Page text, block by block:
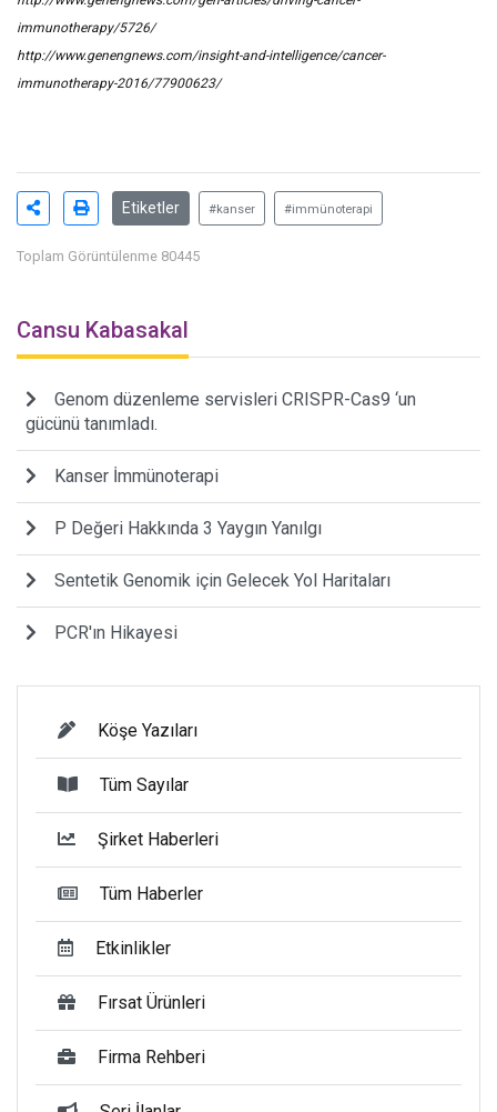
immunotherapy/5726/
http://www.genengnews.com/insight-and-intelligence/cancer-
immunotherapy-2016/77900623/
Etiketler #kanser #immünoterapi
Toplam Görüntülenme 80445
Cansu Kabasakal
Genom düzenleme servisleri CRISPR-Cas9 ‘un
gücünü tanımladı.
Kanser İmmünoterapi
P Değeri Hakkında 3 Yaygın Yanılgı
Sentetik Genomik için Gelecek Yol Haritaları
PCR'ın Hikayesi
Köşe Yazıları
Tüm Sayılar
Şirket Haberleri
Tüm Haberler
Etkinlikler
Fırsat Ürünleri
Firma Rehberi